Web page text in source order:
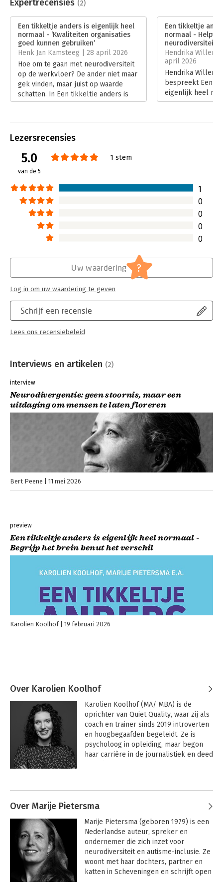
Verschijningsdatum:
26-2-2026
Hoofdrubriek: Personeelsmanagement
Expertrecensies (2)
Een tikkeltje anders is eigenlijk heel
normaal - ‘Kwaliteiten organisaties
goed kunnen gebruiken’
Henk Jan Kamsteeg | 28 april 2026
Hoe om te gaan met neurodiversiteit
op de werkvloer? De ander niet maar
gek vinden, maar juist op waarde
schatten. In Een tikkeltje anders is
eigenlijk heel normaal laten de
zijn en hoe effectief met elkaar
samen te werken. Henk Jan Kamsteeg
Lees verder
Een tikkeltje
normaal - Helpt
neurodiversiteit
Hendrika
april 2026
Hendrika
bespreekt Een
eigenlijk heel
over actueel en
laat zien hoe het
willen bouwen,
begrip.’
Lees verder
Lezersrecensies
5.0
van de 5
1 stem
1
0
0
0
0
Schrijf een recensie
Lees ons recensiebeleid
Uw waardering ?
Log in om uw waardering te geven
Interviews en artikelen (2)
interview
Neurodivergentie: geen stoornis, maar een
uitdaging om mensen te laten floreren
Bert Peene 11 mei 2026
preview
Een tikkeltje anders is eigenlijk heel normaal -
Begrijp het brein benut het verschil
Karolien Koolhof 19 februari 2026
Over Karolien Koolhof
Karolien Koolhof (MA/ MBA) is de
oprichter van Quiet Quality, waar zij als
coach en trainer sinds 2019 introverten
en hoogbegaafden begeleidt. Ze is
psycholoog in opleiding, maar begon
haar carrière in de journalistiek en deed
Brain Hub.
Over Marije Pietersma
Marije Pietersma (geboren 1979) is een
Nederlandse auteur, spreker en
ondernemer die zich inzet voor
neurodiversiteit en autisme-inclusie. Ze
woont met haar dochters, partner en
katten in Scheveningen en schrijft open